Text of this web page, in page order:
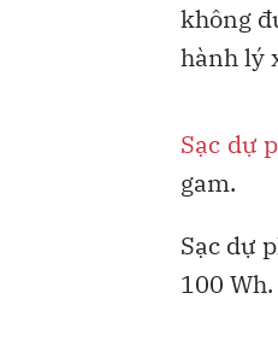
không
hành lý
Sạc dự
gam.
Sạc dự
100 Wh.